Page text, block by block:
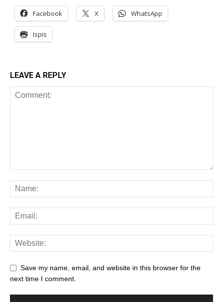
Facebook X WhatsApp
Ispis
LEAVE A REPLY
Save my name, email, and website in this browser for the
next time I comment.